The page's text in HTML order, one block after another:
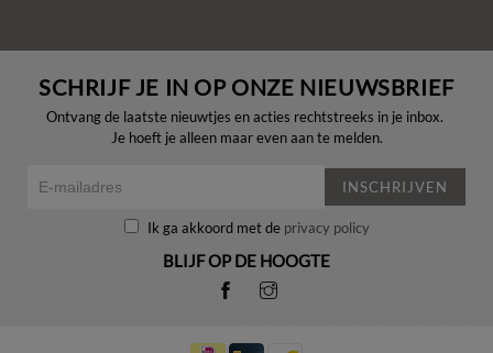
SCHRIJF JE IN OP ONZE NIEUWSBRIEF
Ontvang de laatste nieuwtjes en acties rechtstreeks in je inbox.
Je hoeft je alleen maar even aan te melden.
INSCHRIJVEN
Ik ga akkoord met de privacy policy
BLIJF OP DE HOOGTE